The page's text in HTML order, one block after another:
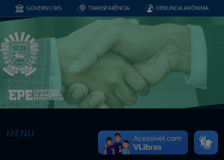
GOVERNO MS TRANSPARÊNCIA DENUNCIA ANÔNIMA
MENU